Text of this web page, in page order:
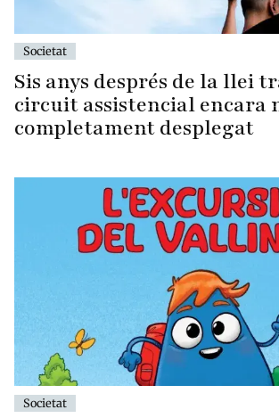
Societat
Sis anys després de la llei
circuit assistencial encara
completament desplegat
Societat